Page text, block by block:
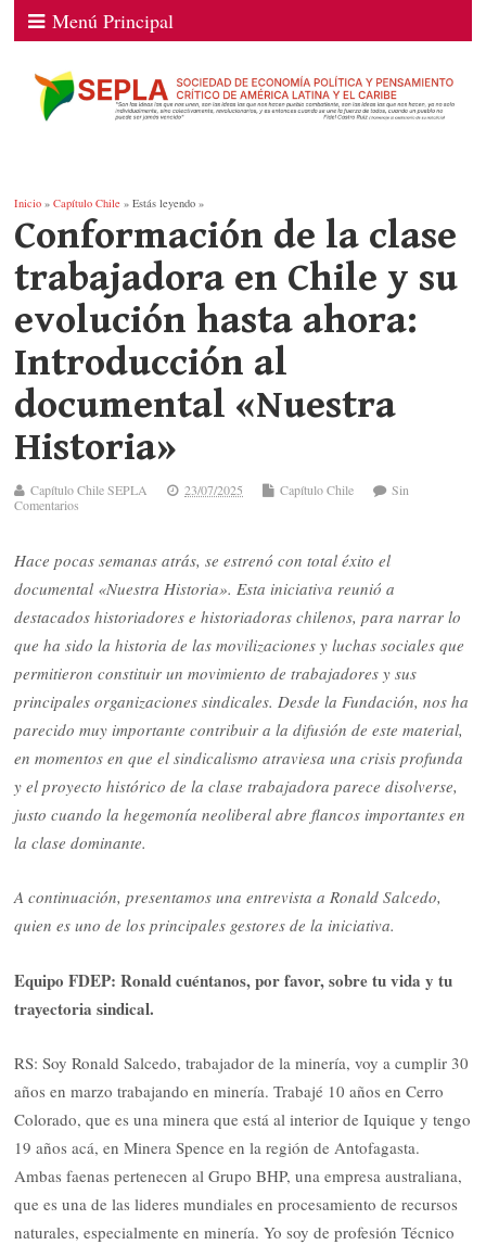
Menú Principal
Inicio »Capítulo Chile » Estás leyendo »
Conformación de la clase
trabajadora en Chile y su
evolución hasta ahora:
Introducción al
documental «Nuestra
Historia»
Capítulo Chile SEPLA 23/07/2025 Capítulo Chile
Sin
Comentarios
Hace pocas semanas atrás, se estrenó con total éxito el
documental «Nuestra Historia». Esta iniciativa reunió a
destacados historiadores e historiadoras chilenos, para narrar lo
que ha sido la historia de las movilizaciones y luchas sociales que
permitieron constituir un movimiento de trabajadores y sus
principales organizaciones sindicales. Desde la Fundación, nos ha
parecido muy importante contribuir a la difusión de este material,
en momentos en que el sindicalismo atraviesa una crisis profunda
y el proyecto histórico de la clase trabajadora parece disolverse,
justo cuando la hegemonía neoliberal abre flancos importantes en
la clase dominante.
A continuación, presentamos una entrevista a Ronald Salcedo,
quien es uno de los principales gestores de la iniciativa.
Equipo FDEP: Ronald cuéntanos, por favor, sobre tu vida y tu
trayectoria sindical.
RS: Soy Ronald Salcedo, trabajador de la minería, voy a cumplir 30
años en marzo trabajando en minería. Trabajé 10 años en Cerro
Colorado, que es una minera que está al interior de Iquique y tengo
19 años acá, en Minera Spence en la región de Antofagasta.
Ambas faenas pertenecen al Grupo BHP, una empresa australiana,
que es una de las lideres mundiales en procesamiento de recursos
naturales, especialmente en minería. Yo soy de profesión Técnico